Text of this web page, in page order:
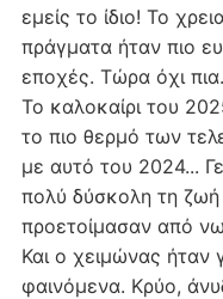
εμείς το ίδιο! Το
πράγματα ήταν πιο
εποχές. Τώρα όχι
Το καλοκαίρι του
το πιο θερμό των
με αυτό του 2024...
πολύ δύσκολη τη
προετοίμασαν από
Και ο χειμώνας ήταν
φαινόμενα. Κρύο,